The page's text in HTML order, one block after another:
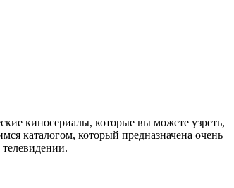
киносериалы, которые вы можете узреть,
каталогом, который предназначена очень